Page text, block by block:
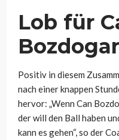
Lob für
Positiv in diesem
nach einer knappen
hervor: „Wenn Can
der will den Ball haben
kann es gehen“, so der